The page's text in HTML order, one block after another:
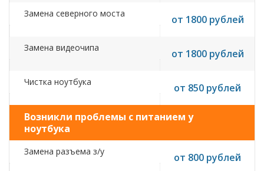
Замена северного моста от 1800 рублей
Замена видеочипа от 1800 рублей
Чистка ноутбука от 850 рублей
Возникли проблемы с питанием у
ноутбука
Замена разъема з/у от 800 рублей